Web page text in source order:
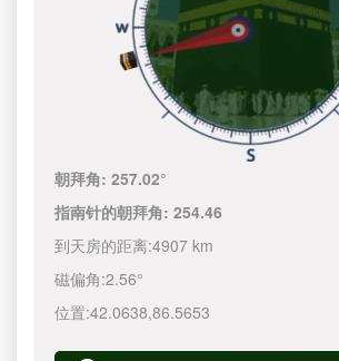
朝拜角:257.02°
指南针的朝拜角:254.46
到天房的距离:4907 km
磁偏角:2.56°
位置:42.0638,86.5653